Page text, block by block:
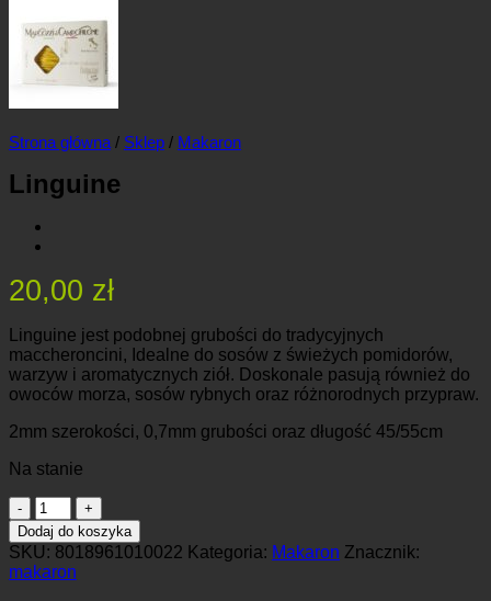
Strona główna / Sklep / Makaron
Linguine
20,00 zł
Linguine jest podobnej grubości do tradycyjnych
maccheroncini, Idealne do sosów z świeżych pomidorów,
warzyw i aromatycznych ziół. Doskonale pasują również do
owoców morza, sosów rybnych oraz różnorodnych przypraw.
2mm szerokości, 0,7mm grubości oraz długość 45/55cm
Na stanie
ilość
Linguine
Dodaj do koszyka
SKU: 8018961010022 Kategoria: Makaron Znacznik:
makaron